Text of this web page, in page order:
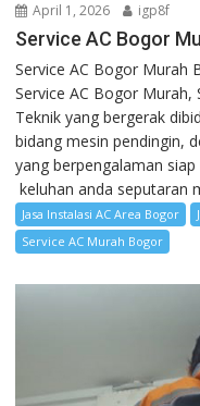
April 1, 2026 igp8f
Service AC Bogor
Service AC Bogor Murah
Service AC Bogor
Teknik yang bergerak
bidang mesin pendingin,
yang berpengalaman
keluhan anda seputaran
Jasa Instalasi AC Area Bogor
Service AC Murah Bogor